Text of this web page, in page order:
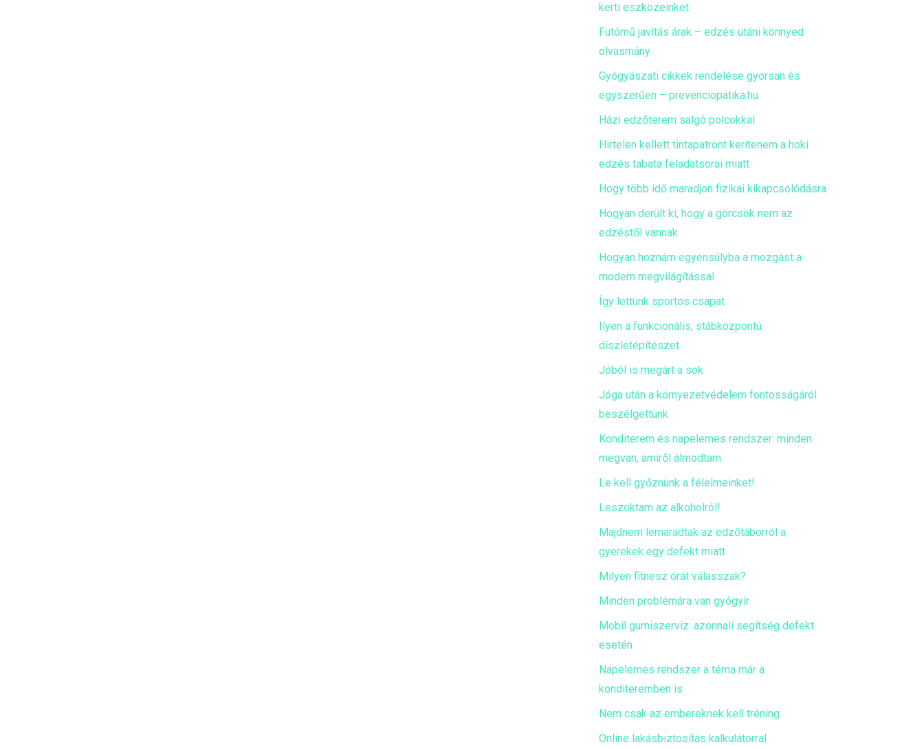
kerti eszközeinket
Futómű javítás árak – edzés utáni könnyed
olvasmány
Gyógyászati cikkek rendelése gyorsan és
egyszerűen – prevenciopatika.hu
Házi edzőterem salgó polcokkal
Hirtelen kellett tintapatront kerítenem a hoki
edzés tabata feladatsorai miatt
Hogy több idő maradjon fizikai kikapcsolódásra
Hogyan derült ki, hogy a görcsök nem az
edzéstől vannak
Hogyan hoznám egyensúlyba a mozgást a
modern megvilágítással
Így lettünk sportos csapat
Ilyen a funkcionális, stábközpontú
díszletépítészet
Jóból is megárt a sok
Jóga után a környezetvédelem fontosságáról
beszélgettünk
Konditerem és napelemes rendszer: minden
megvan, amiről álmodtam
Le kell győznünk a félelmeinket!
Leszoktam az alkoholról!
Majdnem lemaradtak az edzőtáborról a
gyerekek egy defekt miatt
Milyen fitnesz órát válasszak?
Minden problémára van gyógyír
Mobil gumiszerviz: azonnali segítség defekt
esetén
Napelemes rendszer a téma már a
konditeremben is
Nem csak az embereknek kell tréning
Online lakásbiztosítás kalkulátorral